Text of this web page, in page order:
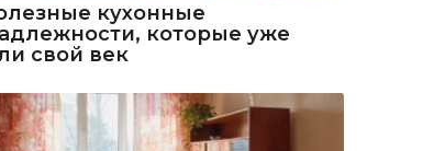
кухонные
которые уже
свой век